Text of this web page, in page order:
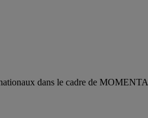
dans le cadre de